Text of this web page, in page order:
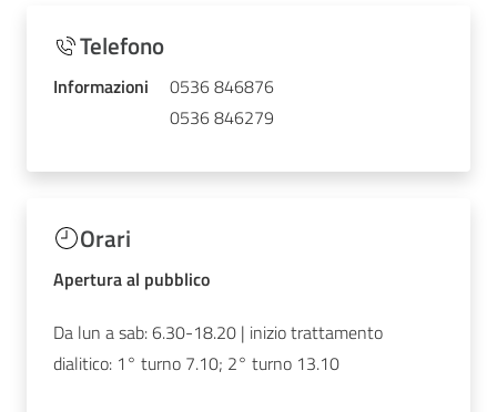
Telefono
Informazioni
0536 846876
0536 846279
Orari
Apertura al pubblico
Da lun a sab: 6.30-18.20 | inizio trattamento
dialitico: 1° turno 7.10; 2° turno 13.10